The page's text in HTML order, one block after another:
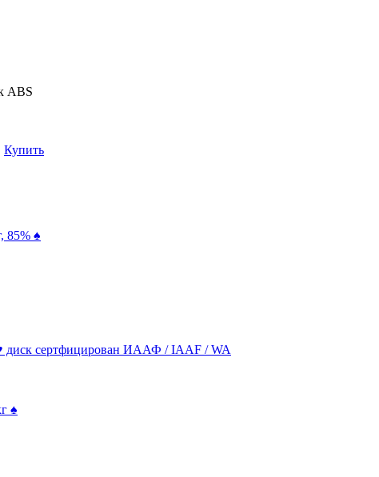
ABS
Купить
85% ♠
диск сертфицирован ИААФ / IAAF / WA
♠